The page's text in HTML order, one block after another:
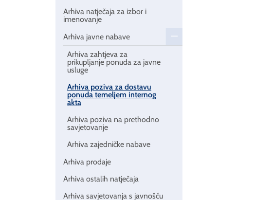
Arhiva natječaja za izbor i
imenovanje
Arhiva javne nabave
Arhiva zahtjeva za
prikupljanje ponuda za javne
usluge
Arhiva poziva za dostavu
ponuda temeljem internog
akta
Arhiva poziva na prethodno
savjetovanje
Arhiva zajedničke nabave
Arhiva prodaje
Arhiva ostalih natječaja
Arhiva savjetovanja s javnošću